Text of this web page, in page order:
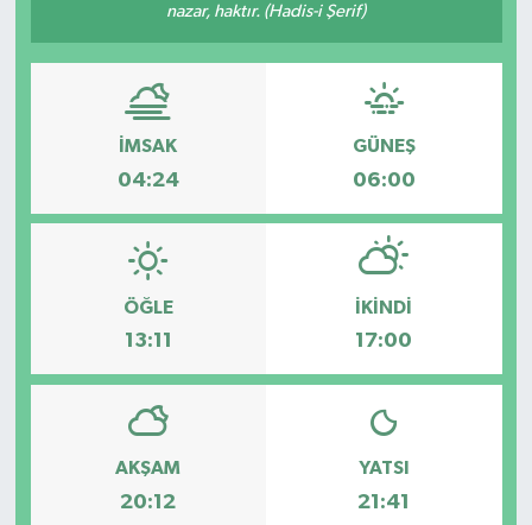
nazar, haktır. (Hadis-i Şerif)
İMSAK
04:24
GÜNEŞ
06:00
ÖĞLE
13:11
İKINDI
17:00
AKŞAM
20:12
YATSI
21:41
Teknoloji
Tatil ve Seyahat
Çevre
Okul Gazetesi